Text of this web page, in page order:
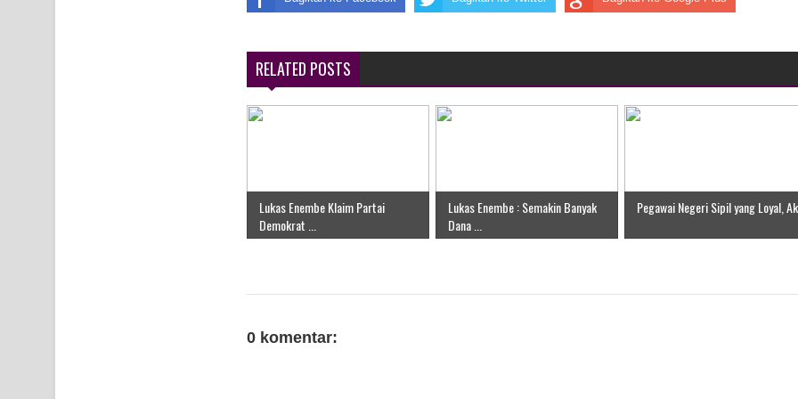
RELATED POSTS
Lukas Enembe Klaim Partai
Demokrat ...
Lukas Enembe : Semakin Banyak
Dana ...
Pegawai Negeri Sipil yang Loyal,
0 komentar: